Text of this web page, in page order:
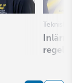
Tekniskt